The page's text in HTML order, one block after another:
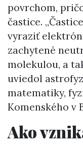
povrchom,
častice.
vyraziť
zachytené
molekulou, a
uviedol
matematiky,
Komenského v
Ako